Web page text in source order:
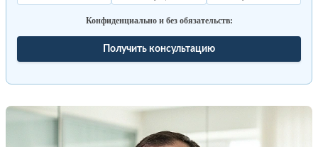
Конфиденциально и без обязательств:
Получить консультацию